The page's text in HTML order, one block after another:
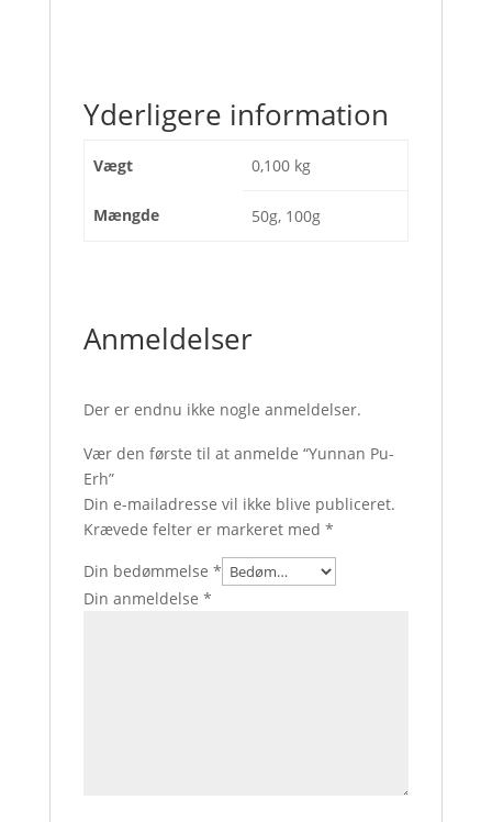
Yderligere information
Vægt 0,100 kg
Mængde 50g, 100g
Anmeldelser
Der er endnu ikke nogle anmeldelser.
Vær den første til at anmelde “Yunnan Pu-
Erh”
Din e-mailadresse vil ikke blive publiceret.
Krævede felter er markeret med *
Din bedømmelse *
Din anmeldelse *